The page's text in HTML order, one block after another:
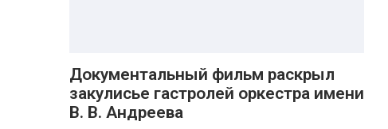
Документальный фильм раскрыл
закулисье гастролей оркестра имени
В. В. Андреева